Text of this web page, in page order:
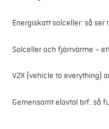
Energiskatt solceller: så ser
Solceller och fjärrvärme –
V2X (vehicle to everything)
Gemensamt elavtal brf: så